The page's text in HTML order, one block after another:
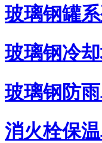
玻璃钢罐系
玻璃钢冷
玻璃钢防
消火栓保